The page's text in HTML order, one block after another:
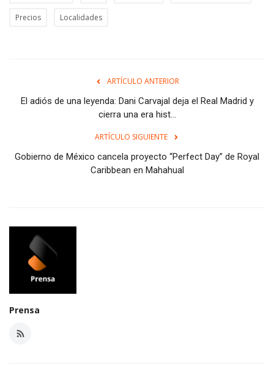
Precios Localidades
ARTÍCULO ANTERIOR
El adiós de una leyenda: Dani Carvajal deja el Real Madrid y
cierra una era hist...
ARTÍCULO SIGUIENTE
Gobierno de México cancela proyecto “Perfect Day” de Royal
Caribbean en Mahahual
Prensa